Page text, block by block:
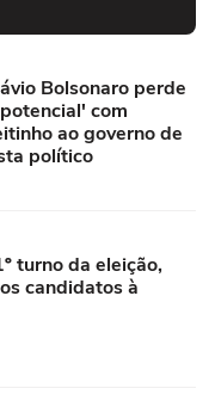
Bolsonaro perde
com
ao governo de
político
turno da eleição,
candidatos à